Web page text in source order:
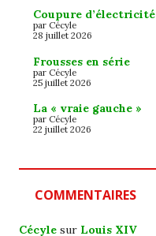
Coupure d’électricité
par Cécyle
28 juillet 2026
Frousses en série
par Cécyle
25 juillet 2026
La « vraie gauche »
par Cécyle
22 juillet 2026
COMMENTAIRES
Cécyle sur Louis XIV